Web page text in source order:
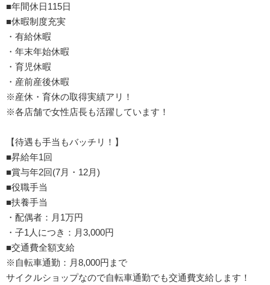
■年間休日115日
■休暇制度充実
・有給休暇
・年末年始休暇
・育児休暇
・産前産後休暇
※産休・育休の取得実績アリ！
※各店舗で女性店長も活躍しています！
【待遇も手当もバッチリ！】
■昇給年1回
■賞与年2回(7月・12月)
■役職手当
■扶養手当
・配偶者：月1万円
・子1人につき：月3,000円
■交通費全額支給
※自転車通勤：月8,000円まで
サイクルショップなので自転車通勤でも交通費支給します！